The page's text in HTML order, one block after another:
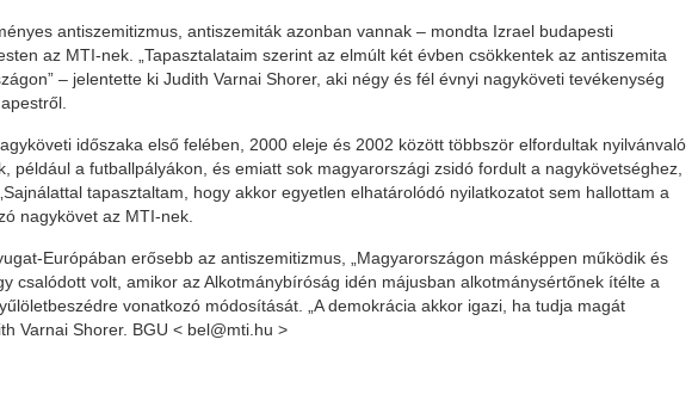
antiszemitizmus, antiszemiták azonban vannak – mondta Izrael budapesti
az MTI-nek. „Tapasztalataim szerint az elmúlt két évben csökkentek az antiszemita
– jelentette ki Judith Varnai Shorer, aki négy és fél évnyi nagyköveti tevékenység
időszaka első felében, 2000 eleje és 2002 között többször elfordultak nyilvánvaló
például a futballpályákon, és emiatt sok magyarországi zsidó fordult a nagykövetséghez,
tapasztaltam, hogy akkor egyetlen elhatárolódó nyilatkozatot sem hallottam a
nagykövet az MTI-nek.
Európában erősebb az antiszemitizmus, „Magyarországon másképpen működik és
csalódott volt, amikor az Alkotmánybíróság idén májusban alkotmánysértőnek ítélte a
vonatkozó módosítását. „A demokrácia akkor igazi, ha tudja magát
Varnai Shorer. BGU < bel@mti.hu >